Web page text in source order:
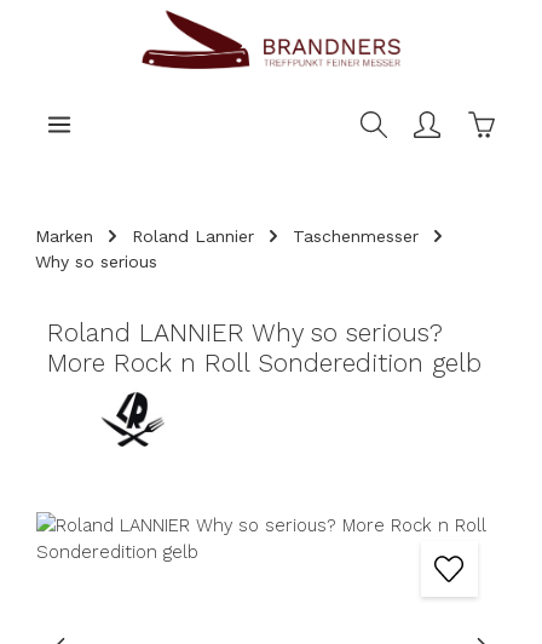
Marken Roland Lannier
Taschenmesser
Why so serious
Roland LANNIER Why so serious?
More Rock n Roll Sonderedition gelb
Bildergalerie überspringen